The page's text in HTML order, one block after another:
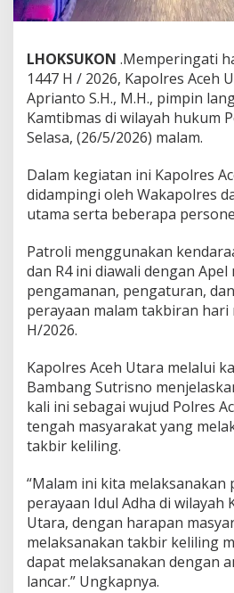
l
A
h
a
,
K
a
p
l
r
e
s
c
e
h
U
t
D
a
n
P
e
o
n
e
L
a
LHOKSUKON .Memperingati
1447 H / 2026, Kapolres Aceh
Aprianto S.H., M.H., pimpin
Kamtibmas di wilayah hukum
Selasa, (26/5/2026) malam.
Dalam kegiatan ini Kapolres
didampingi oleh Wakapolres
utama serta beberapa
Patroli menggunakan
dan R4 ini diawali dengan
pengamanan, pengaturan,
perayaan malam takbiran hari
H/2026.
Kapolres Aceh Utara melalui
Bambang Sutrisno
kali ini sebagai wujud Polres
tengah masyarakat yang
takbir keliling.
“Malam ini kita melaksanakan
perayaan Idul Adha di wilayah
Utara, dengan harapan
melaksanakan takbir keliling
dapat melaksanakan dengan
lancar.” Ungkapnya.